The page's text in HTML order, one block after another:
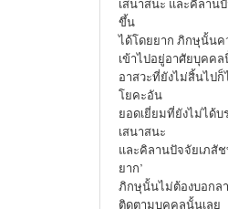
เสนาสนะ และคิลาน
ขึ้น
ได้โดยยาก ภิกษุนั้นค
เข้าไปอยู่อาศัยบุคค
อาสวะที่ยังไม่สิ้นไป
โยคะอัน
ยอดเยี่ยมที่ยังไม่ได้
เสนาสนะ
และคิลานปัจจัยเภสั
ยาก’
ภิกษุนั้นไม่ต้องบอกลา
ติดตามบุคคลนั้นเลย